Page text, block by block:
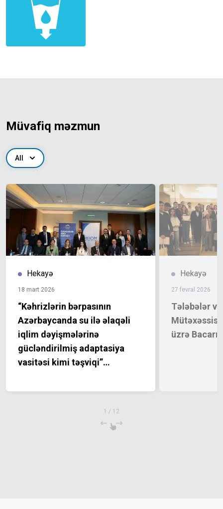
Müvafiq məzmun
All
Hekayə
18 mart 2026
“Kəhrizlərin bərpasının
Azərbaycanda su ilə əlaqəli
iqlim dəyişmələrinə
gücləndirilmiş adaptasiya
vasitəsi kimi təşviqi”
keçirilmişdir
Hekayə
27 fevral 2026
Tələbələr
üzrə
1 / 12